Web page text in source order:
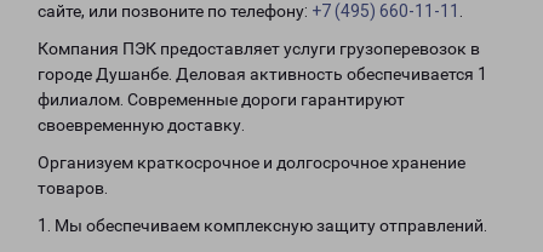
сайте, или позвоните по телефону: +7 (495) 660-11-11
Компания ПЭК предоставляет услуги грузоперевозок в
городе Душанбе. Деловая активность обеспечивается 1
филиалом. Современные дороги гарантируют
своевременную доставку.
Организуем краткосрочное и долгосрочное хранение
товаров.
1. Мы обеспечиваем комплексную защиту отправлений.